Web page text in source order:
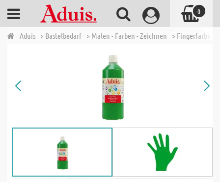
Aduis > Bastelbedarf > Malen - Farben - Zeichnen > Fingerfarbe
0